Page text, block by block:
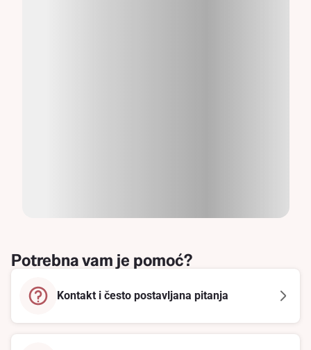
Potrebna vam je pomoć?
Kontakt i često postavljana pitanja